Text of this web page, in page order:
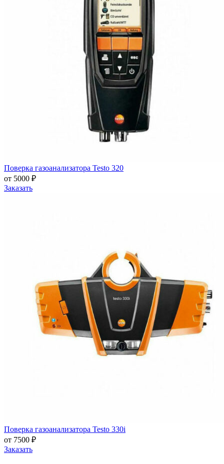
Поверка газоанализатора Testo 320
от 5000 ₽
Заказать
Поверка газоанализатора Testo 330i
от 7500 ₽
Заказать